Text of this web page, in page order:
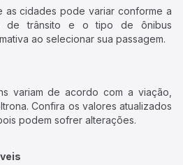
as cidades pode variar conforme a
de trânsito e o tipo de ônibus
ao selecionar sua passagem.
variam de acordo com a viação,
Confira os valores atualizados
podem sofrer alterações.